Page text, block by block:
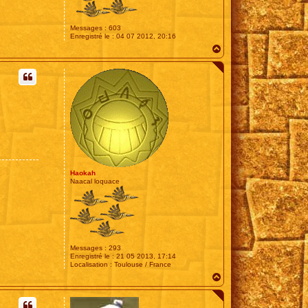
Messages : 603
Enregistré le : 04 07 2012, 20:16
a
u
Haokah
Naacal loquace
Messages : 293
Enregistré le : 21 05 2013, 17:14
Localisation : Toulouse / France
a
u